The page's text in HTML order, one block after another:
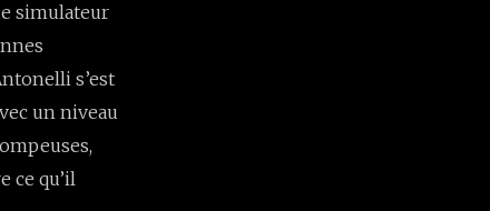
simulateur
s’est
un niveau
ce qu’il